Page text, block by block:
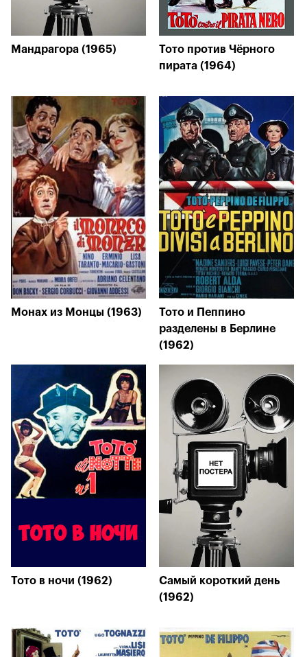
Мандрагора (1965)
Тото против Чёрного
пирата (1964)
Монах из Монцы (1963)
Тото и Пеппино
разделены в Берлине
(1962)
Тото в ночи (1962)
Самый короткий день
(1962)